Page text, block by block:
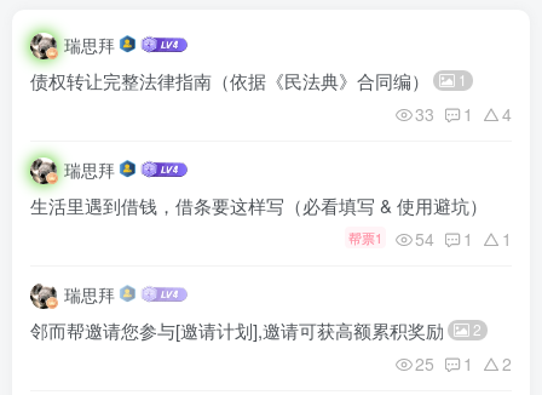
瑞思拜
债权转让完整法律指南（依据《民法典》合同编） 1
33 1 4
瑞思拜
生活里遇到借钱，借条要这样写（必看填写 & 使用避坑）
帮票1 54 1 1
瑞思拜
邻而帮邀请您参与[邀请计划],邀请可获高额累积奖励 2
25 1 2